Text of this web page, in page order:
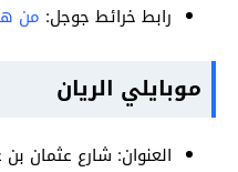
رابط خرائط جوجل: من
موبايلي الريان
العنوان: شارع عثمان بن